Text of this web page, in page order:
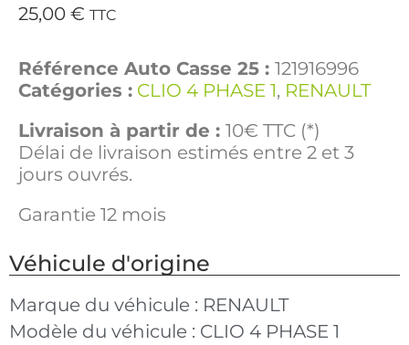
25,00 € TTC
Référence Auto Casse 25 : 121916996
Catégories : CLIO 4 PHASE 1, RENAULT
Livraison à partir de : 10€ TTC (*)
Délai de livraison estimés entre 2 et 3
jours ouvrés.
Garantie 12 mois
Véhicule d'origine
Marque du véhicule : RENAULT
Modèle du véhicule : CLIO 4 PHASE 1